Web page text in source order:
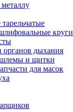
круги
органов дыхания
и щитки
для масок